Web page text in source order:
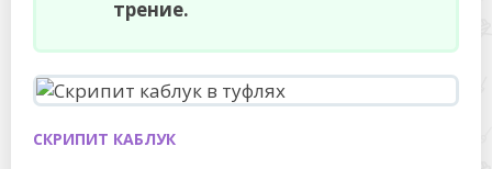
трение.
СКРИПИТ КАБЛУК